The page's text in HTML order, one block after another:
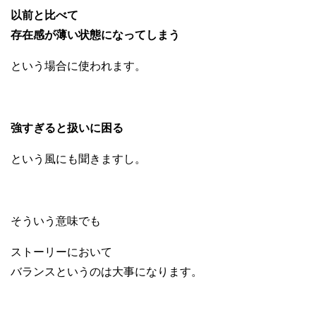
以前と比べて
存在感が薄い状態になってしまう
という場合に使われます。
強すぎると扱いに困る
という風にも聞きますし。
そういう意味でも
ストーリーにおいて
バランスというのは大事になります。